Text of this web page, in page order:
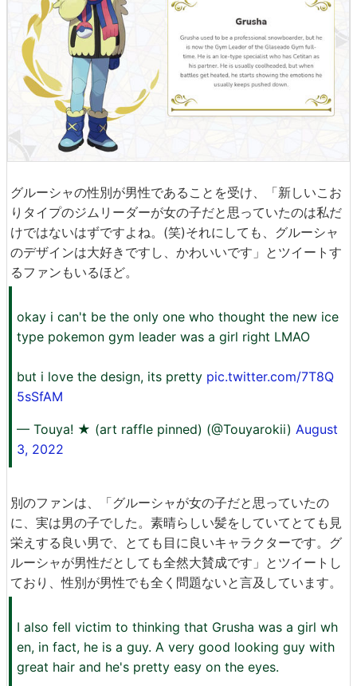
グルーシャの性別が男性であることを受け、「新しいこお
りタイプのジムリーダーが女の子だと思っていたのは私だ
けではないはずですよね。(笑)それにしても、グルーシャ
のデザインは大好きですし、かわいいです」とツイートす
るファンもいるほど。
okay i can't be the only one who thought the new ice
type pokemon gym leader was a girl right LMAO
but i love the design, its pretty pic.twitter.com/7T8Q
5sSfAM
— Touya! ★ (art raffle pinned) (@Touyarokii) August
3, 2022
別のファンは、「グルーシャが女の子だと思っていたの
に、実は男の子でした。素晴らしい髪をしていてとても見
栄えする良い男で、とても目に良いキャラクターです。グ
ルーシャが男性だとしても全然大賛成です」とツイートし
ており、性別が男性でも全く問題ないと言及しています。
I also fell victim to thinking that Grusha was a girl wh
en, in fact, he is a guy. A very good looking guy with
great hair and he's pretty easy on the eyes.